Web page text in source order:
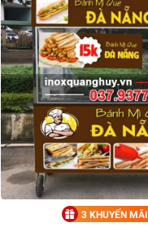
3 KHUYẾN MÃI